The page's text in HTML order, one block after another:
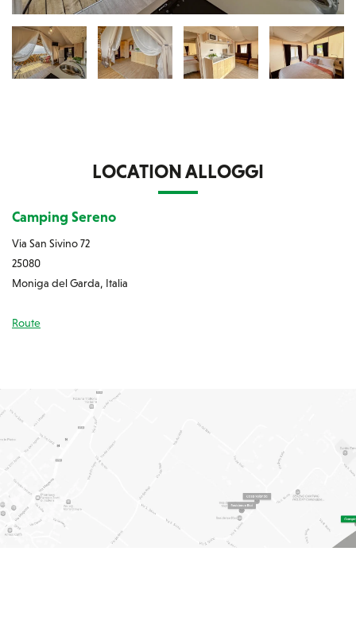
LOCATION ALLOGGI
Camping Sereno
Via San Sivino 72
25080
Moniga del Garda, Italia
Route